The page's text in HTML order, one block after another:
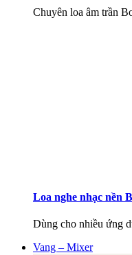
Chuyên loa âm trần
Loa nghe nhạc nền
Dùng cho nhiều ứng
Vang – Mixer